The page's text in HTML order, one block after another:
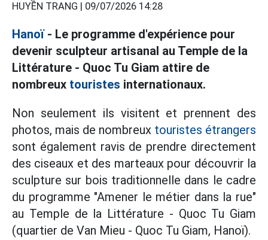
HUYỀN TRANG | 09/07/2026 14:28
Hanoï- Le programme d'expérience pour
devenir sculpteur artisanal au Temple de la
Littérature - Quoc Tu Giam attire de
nombreux touristes internationaux.
Non seulement ils visitent et prennent des
photos, mais de nombreux touristes étrangers
sont également ravis de prendre directement
des ciseaux et des marteaux pour découvrir la
sculpture sur bois traditionnelle dans le cadre
du programme "Amener le métier dans la rue"
au Temple de la Littérature - Quoc Tu Giam
(quartier de Van Mieu - Quoc Tu Giam, Hanoï).